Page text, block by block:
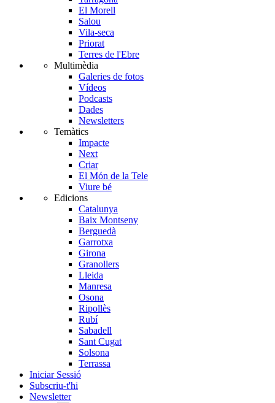
El Morell
Salou
Vila-seca
Priorat
Terres de l'Ebre
Multimèdia
Galeries de fotos
Vídeos
Podcasts
Dades
Newsletters
Temàtics
Impacte
Next
Criar
El Món de la Tele
Viure bé
Edicions
Catalunya
Baix Montseny
Berguedà
Garrotxa
Girona
Granollers
Lleida
Manresa
Osona
Ripollès
Rubí
Sabadell
Sant Cugat
Solsona
Terrassa
Iniciar Sessió
Subscriu-t'hi
Newsletter